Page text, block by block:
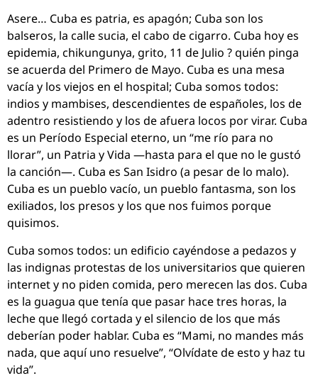
Asere… Cuba es patria, es apagón; Cuba son los
balseros, la calle sucia, el cabo de cigarro. Cuba hoy es
epidemia, chikungunya, grito, 11 de Julio ? quién pinga
se acuerda del Primero de Mayo. Cuba es una mesa
vacía y los viejos en el hospital; Cuba somos todos:
indios y mambises, descendientes de españoles, los de
adentro resistiendo y los de afuera locos por virar. Cuba
es un Período Especial eterno, un “me río para no
llorar”, un Patria y Vida —hasta para el que no le gustó
la canción—. Cuba es San Isidro (a pesar de lo malo).
Cuba es un pueblo vacío, un pueblo fantasma, son los
exiliados, los presos y los que nos fuimos porque
quisimos.
Cuba somos todos: un edificio cayéndose a pedazos y
las indignas protestas de los universitarios que quieren
internet y no piden comida, pero merecen las dos. Cuba
es la guagua que tenía que pasar hace tres horas, la
leche que llegó cortada y el silencio de los que más
deberían poder hablar. Cuba es “Mami, no mandes más
nada, que aquí uno resuelve”, “Olvídate de esto y haz tu
vida”.